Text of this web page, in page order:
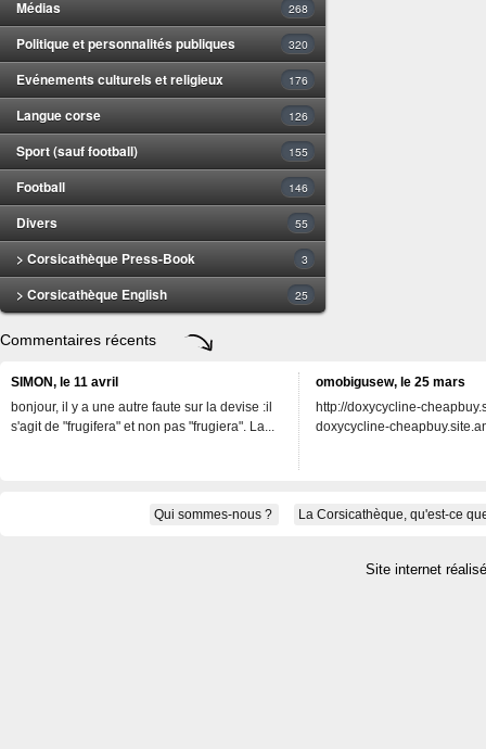
Médias 268
Politique et personnalités publiques 320
Evénements culturels et religieux 176
Langue corse 126
Sport (sauf football) 155
Football 146
Divers 55
> Corsicathèque Press-Book 3
> Corsicathèque English 25
Commentaires récents
SIMON, le 11 avril
bonjour, il y a une autre faute sur la devise :il
s'agit de "frugifera" et non pas "frugiera". La...
omobigusew, le 25 mars
http://doxycycline-
doxycycline-
Qui sommes-nous ? La Corsicathèque, qu'est-ce
Site internet